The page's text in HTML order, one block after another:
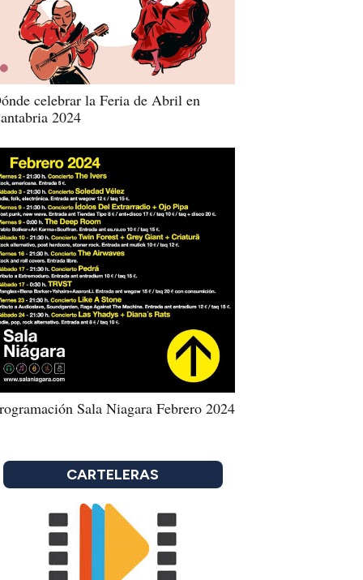
celebrar la Feria de Abril en
2024
Sala Niagara Febrero 2024
CARTELERAS